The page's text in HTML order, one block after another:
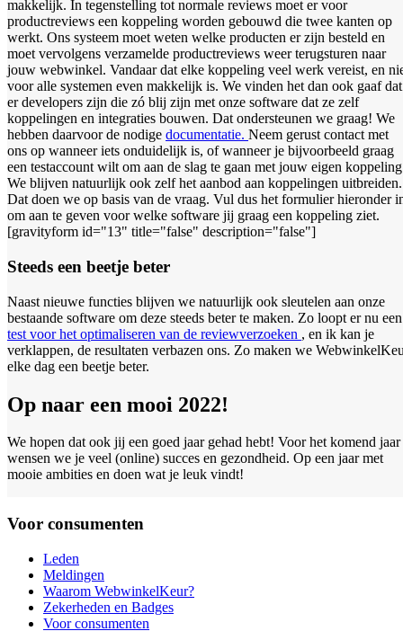
makkelijk. In tegenstelling tot normale reviews moet er voor
productreviews een koppeling worden gebouwd die twee kanten op
werkt. Ons systeem moet weten welke producten er zijn besteld en
moet vervolgens verzamelde productreviews weer terugsturen naar
jouw webwinkel. Vandaar dat elke koppeling veel werk vereist, en
voor alle systemen even makkelijk is. We vinden het dan ook gaaf dat
er developers zijn die zó blij zijn met onze software dat ze zelf
koppelingen en integraties bouwen. Dat ondersteunen we graag! We
hebben daarvoor de nodige documentatie. Neem gerust contact met
ons op wanneer iets onduidelijk is, of wanneer je bijvoorbeeld graag
een testaccount wilt om aan de slag te gaan met jouw eigen
We blijven natuurlijk ook zelf het aanbod aan koppelingen uitbreiden.
Dat doen we op basis van de vraag. Vul dus het formulier hieronder
om aan te geven voor welke software jij graag een koppeling ziet.
[gravityform id="13" title="false" description="false"]
Steeds een beetje beter
Naast nieuwe functies blijven we natuurlijk ook sleutelen aan onze
bestaande software om deze steeds beter te maken. Zo loopt er nu een
test voor het optimaliseren van de reviewverzoeken , en ik kan je
verklappen, de resultaten verbazen ons. Zo maken we
elke dag een beetje beter.
Op naar een mooi 2022!
We hopen dat ook jij een goed jaar gehad hebt! Voor het komend jaar
wensen we je veel (online) succes en gezondheid. Op een jaar met
mooie ambities en doen wat je leuk vindt!
Voor consumenten
Leden
Meldingen
Waarom WebwinkelKeur?
Zekerheden en Badges
Voor consumenten